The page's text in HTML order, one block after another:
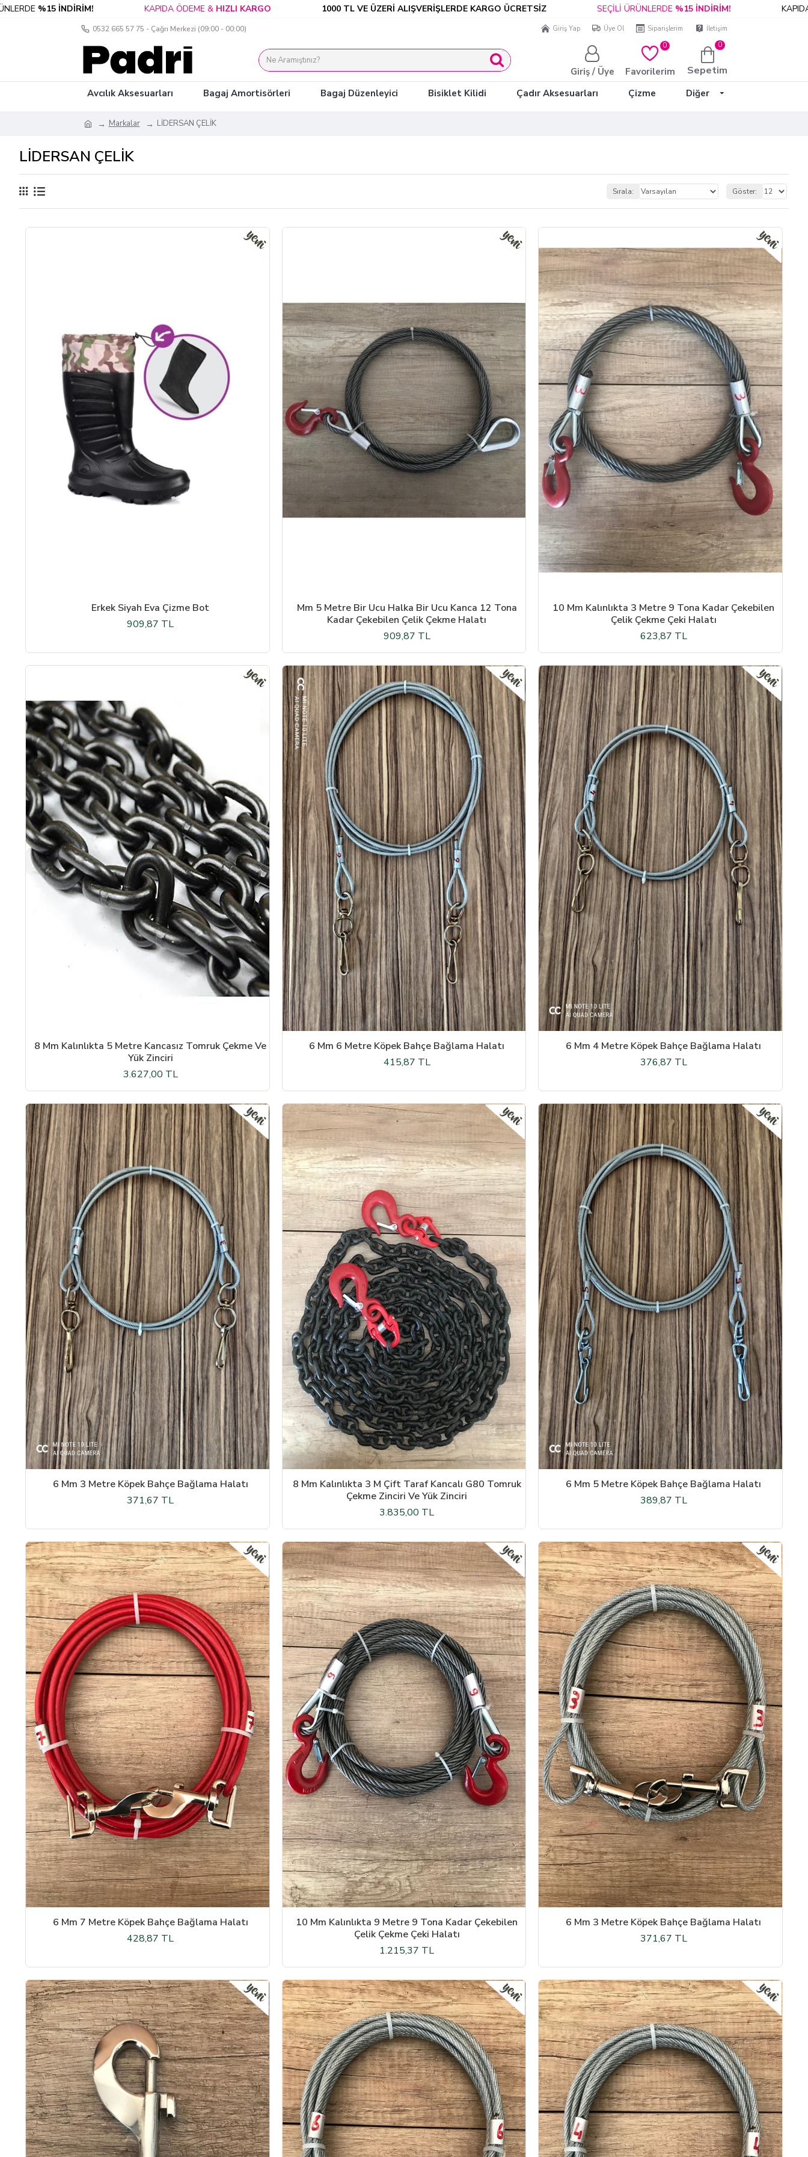
KAPIDA ÖDEME & HIZLI KARGO 1000 TL VE ÜZERİ ALIŞVERİŞLERDE KARGO ÜCRETSİZ SEÇİLİ ÜRÜNLERDE %15 İNDİRİM! KAPIDA ÖDEME & HIZLI KARGO
0532 665 57 75 - Çağrı Merkezi (09:00 - 00:00) Giriş Yap Üye Ol Siparişlerim İletişim
Giriş / Üye Favorilerim
0
Sepetim
0
Avcılık Aksesuarları Bagaj Amortisörleri Bagaj Düzenleyici Bisiklet Kilidi Çadır Aksesuarları Çizme Diğer
Markalar LİDERSAN ÇELİK
LİDERSAN ÇELİK
Sırala: Göster:
Erkek Siyah Eva Çizme Bot
909,87 TL
Mm 5 Metre Bir Ucu Halka Bir Ucu Kanca 12 Tona
Kadar Çekebilen Çelik Çekme Halatı
909,87 TL
10 Mm Kalınlıkta 3 Metre 9 Tona Kadar Çekebilen
Çelik Çekme Çeki Halatı
623,87 TL
8 Mm Kalınlıkta 5 Metre Kancasız Tomruk Çekme Ve
Yük Zinciri
3.627,00 TL
6 Mm 6 Metre Köpek Bahçe Bağlama Halatı
415,87 TL
6 Mm 4 Metre Köpek Bahçe Bağlama Halatı
376,87 TL
6 Mm 3 Metre Köpek Bahçe Bağlama Halatı
371,67 TL
8 Mm Kalınlıkta 3 M Çift Taraf Kancalı G80 Tomruk
Çekme Zinciri Ve Yük Zinciri
3.835,00 TL
6 Mm 5 Metre Köpek Bahçe Bağlama Halatı
389,87 TL
6 Mm 7 Metre Köpek Bahçe Bağlama Halatı
428,87 TL
10 Mm Kalınlıkta 9 Metre 9 Tona Kadar Çekebilen
Çelik Çekme Çeki Halatı
1.215,37 TL
6 Mm 3 Metre Köpek Bahçe Bağlama Halatı
371,67 TL